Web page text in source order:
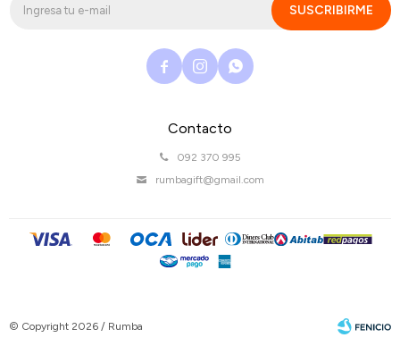
Contacto
092 370 995
rumbagift@gmail.com
SUSCRIBIRME
  
© Copyright 2026 / Rumba